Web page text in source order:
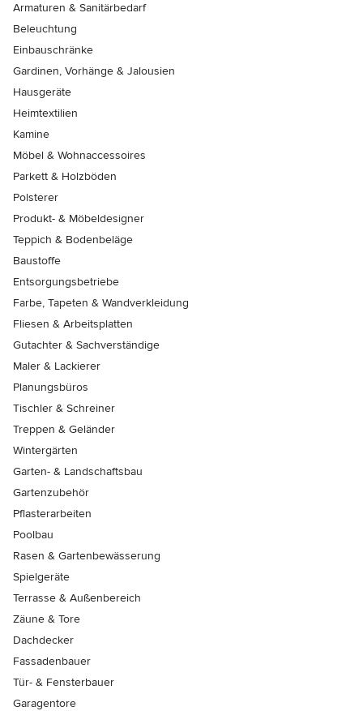
Armaturen & Sanitärbedarf
Beleuchtung
Einbauschränke
Gardinen, Vorhänge & Jalousien
Hausgeräte
Heimtextilien
Kamine
Möbel & Wohnaccessoires
Parkett & Holzböden
Polsterer
Produkt- & Möbeldesigner
Teppich & Bodenbeläge
Baustoffe
Entsorgungsbetriebe
Farbe, Tapeten & Wandverkleidung
Fliesen & Arbeitsplatten
Gutachter & Sachverständige
Maler & Lackierer
Planungsbüros
Tischler & Schreiner
Treppen & Geländer
Wintergärten
Garten- & Landschaftsbau
Gartenzubehör
Pflasterarbeiten
Poolbau
Rasen & Gartenbewässerung
Spielgeräte
Terrasse & Außenbereich
Zäune & Tore
Dachdecker
Fassadenbauer
Tür- & Fensterbauer
Garagentore